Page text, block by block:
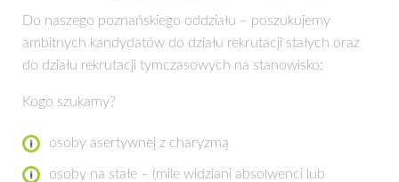
Do naszego poznańskiego oddziału – poszukujemy
ambitnych kandydatów do działu rekrutacji stałych oraz
do działu rekrutacji tymczasowych na stanowisko:
Kogo szukamy?
osoby asertywnej z charyzmą
osoby na stałe – (mile widziani absolwenci lub